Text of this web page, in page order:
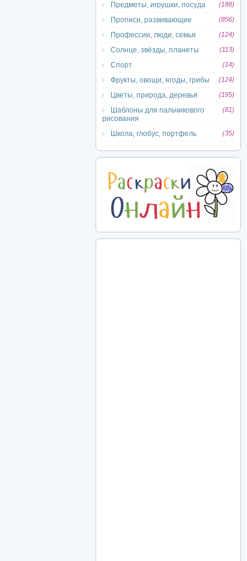
Предметы, игрушки, посуда (188)
Прописи, развивающие (856)
Профессии, люди, семья (124)
Солнце, звёзды, планеты (113)
Спорт (14)
Фрукты, овощи, ягоды, грибы (124)
Цветы, природа, деревья (195)
Шаблоны для пальчикового
рисования
(81)
Школа, глобус, портфель (35)